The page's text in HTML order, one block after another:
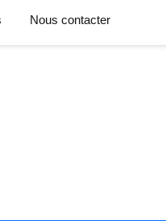
Nous contacter